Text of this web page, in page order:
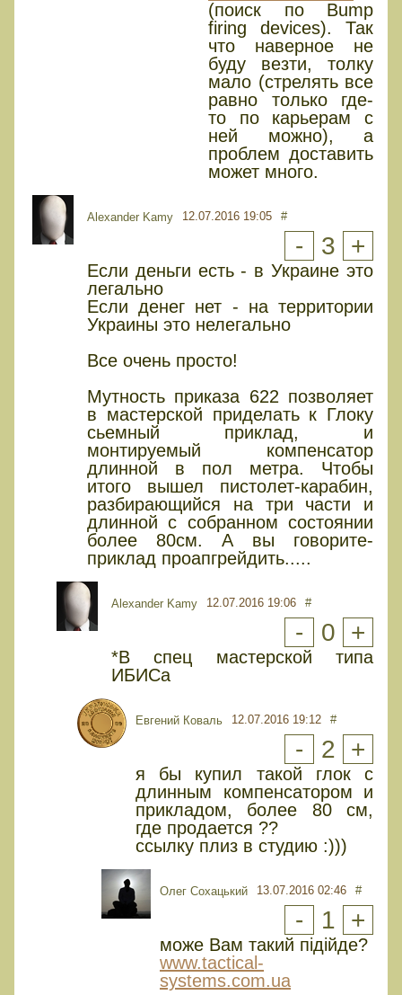
(поиск по Bump
firing devices). Так
что наверное не
буду везти, толку
мало (стрелять все
равно только где-
то по карьерам с
ней можно), а
проблем доставить
может много.
Alexander Kamy 12.07.2016 19:05 #
- 3 +
Если деньги есть - в Украине это
легально
Если денег нет - на территории
Украины это нелегально
Все очень просто!
Мутность приказа 622 позволяет
в мастерской приделать к Глоку
сьемный приклад, и
монтируемый компенсатор
длинной в пол метра. Чтобы
итого вышел пистолет-карабин,
разбирающийся на три части и
длинной с собранном состоянии
более 80см. А вы говорите-
приклад проапгрейдить.....
Alexander Kamy 12.07.2016 19:06 #
- 0 +
*В спец мастерской типа
ИБИСа
Евгений Коваль 12.07.2016 19:12 #
- 2 +
я бы купил такой глок с
длинным компенсатором и
прикладом, более 80 см,
где продается ??
ссылку плиз в студию :)))
Олег Сохацький 13.07.2016 02:46 #
- 1 +
може Вам такий підійде?
www.tactical-
systems.com.ua